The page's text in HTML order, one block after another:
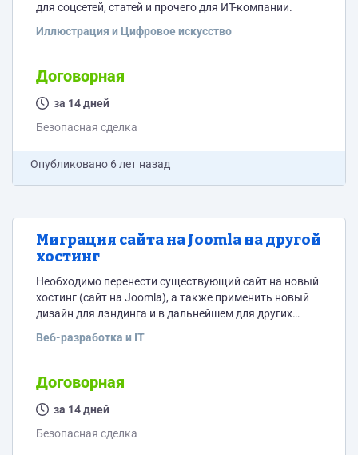
для соцсетей, статей и прочего для ИТ-компании.
Иллюстрация и Цифровое искусство
Договорная
за 14 дней
Безопасная сделка
Опубликовано 6 лет назад
Миграция сайта на Joomla на другой
хостинг
Необходимо перенести существующий сайт на новый
хостинг (сайт на Joomla), а также применить новый
дизайн для лэндинга и в дальнейшем для других
Веб-разработка и IT
Договорная
за 14 дней
Безопасная сделка